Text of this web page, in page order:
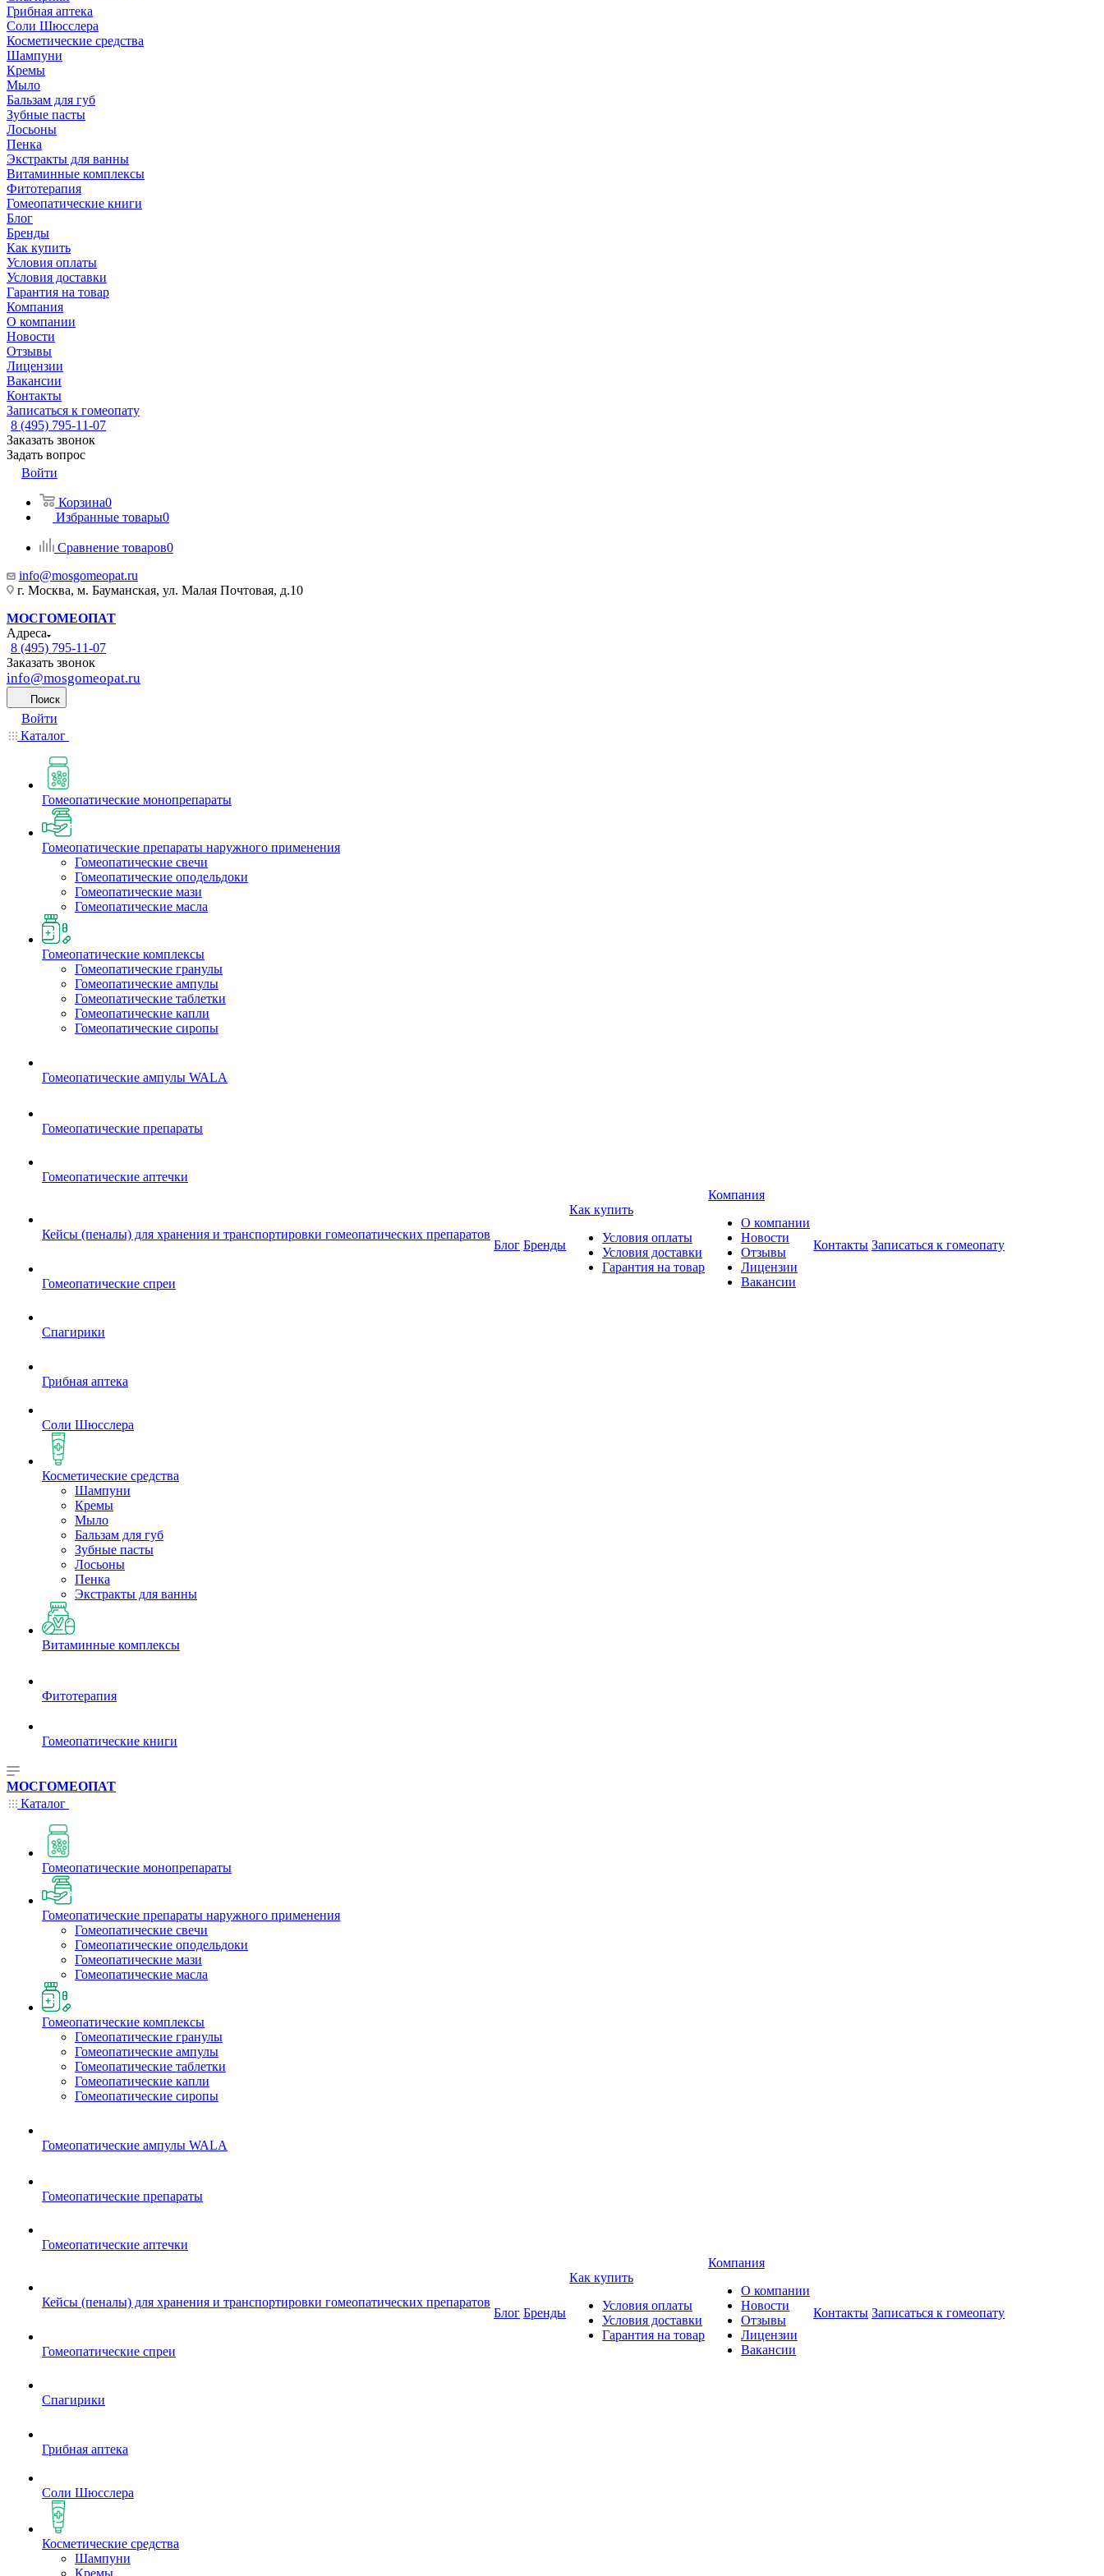
Грибная аптека
Соли Шюсслера
Косметические средства
Шампуни
Кремы
Мыло
Бальзам для губ
Зубные пасты
Лосьоны
Пенка
Экстракты для ванны
Витаминные комплексы
Фитотерапия
Гомеопатические книги
Блог
Бренды
Как купить
Условия оплаты
Условия доставки
Гарантия на товар
Компания
О компании
Новости
Отзывы
Лицензии
Вакансии
Контакты
Записаться к гомеопату
8 (495) 795-11-07
Заказать звонок
Задать вопрос
Войти
Корзина0
Избранные товары0
Сравнение товаров0
info@mosgomeopat.ru
г. Москва, м. Бауманская, ул. Малая Почтовая, д.10
МОСГОМЕОПАТ
Адреса
8 (495) 795-11-07
Заказать звонок
info@mosgomeopat.ru
Поиск
Войти
Каталог
Гомеопатические монопрепараты
Гомеопатические препараты наружного применения
Гомеопатические свечи
Гомеопатические оподельдоки
Гомеопатические мази
Гомеопатические масла
Гомеопатические комплексы
Гомеопатические гранулы
Гомеопатические ампулы
Гомеопатические таблетки
Гомеопатические капли
Гомеопатические сиропы
Гомеопатические ампулы WALA
Гомеопатические препараты
Гомеопатические аптечки
Кейсы (пеналы) для хранения и транспортировки гомеопатических препаратов
Гомеопатические спреи
Спагирики
Грибная аптека
Соли Шюсслера
Косметические средства
Шампуни
Кремы
Мыло
Бальзам для губ
Зубные пасты
Лосьоны
Пенка
Экстракты для ванны
Витаминные комплексы
Фитотерапия
Гомеопатические книги
Блог Бренды
Как купить
Условия оплаты
Условия доставки
Гарантия на товар
Компания
О компании
Новости
Отзывы
Лицензии
Вакансии
Контакты Записаться к гомеопату
МОСГОМЕОПАТ
Каталог
Гомеопатические монопрепараты
Гомеопатические препараты наружного применения
Гомеопатические свечи
Гомеопатические оподельдоки
Гомеопатические мази
Гомеопатические масла
Гомеопатические комплексы
Гомеопатические гранулы
Гомеопатические ампулы
Гомеопатические таблетки
Гомеопатические капли
Гомеопатические сиропы
Гомеопатические ампулы WALA
Гомеопатические препараты
Гомеопатические аптечки
Кейсы (пеналы) для хранения и транспортировки гомеопатических препаратов
Гомеопатические спреи
Спагирики
Грибная аптека
Соли Шюсслера
Косметические средства
Шампуни
Кремы
Блог Бренды
Как купить
Условия оплаты
Условия доставки
Гарантия на товар
Компания
О компании
Новости
Отзывы
Лицензии
Вакансии
Контакты Записаться к гомеопату